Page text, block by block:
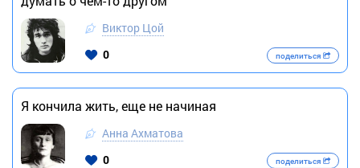
Виктор Цой
0
поделиться
Я кончила жить, еще не начиная
Анна Ахматова
0
поделиться